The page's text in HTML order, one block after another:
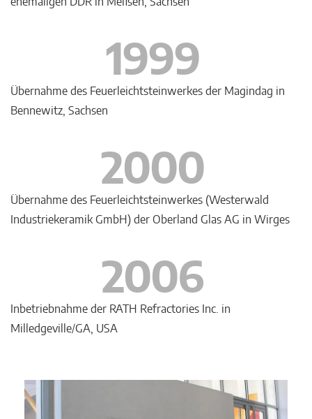
1999
Übernahme des Feuerleichtsteinwerkes der Magindag in
Bennewitz, Sachsen
2000
Übernahme des Feuerleichtsteinwerkes (Westerwald
Industriekeramik GmbH) der Oberland Glas AG in Wirges
2006
Inbetriebnahme der RATH Refractories Inc. in
Milledgeville/GA, USA